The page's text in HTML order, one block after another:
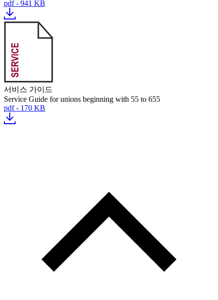
pdf - 941 KB
서비스 가이드
Service Guide for unions beginning with 55 to 655
pdf - 170 KB